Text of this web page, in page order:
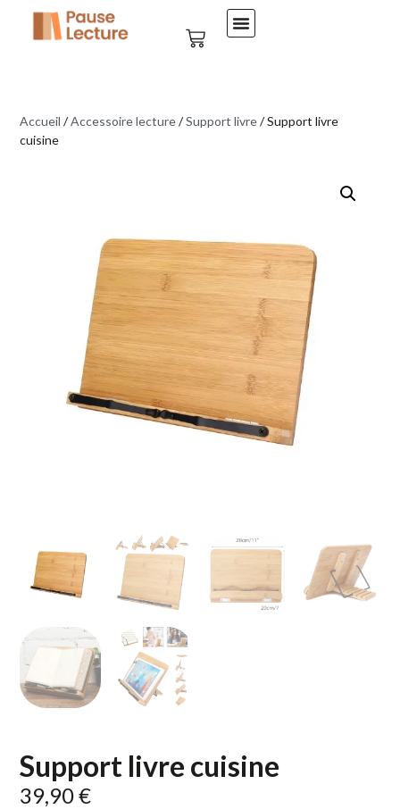
Support livre cuisine
39,90€
Accueil /Accessoire lecture/Support livre/ Support livre
cuisine